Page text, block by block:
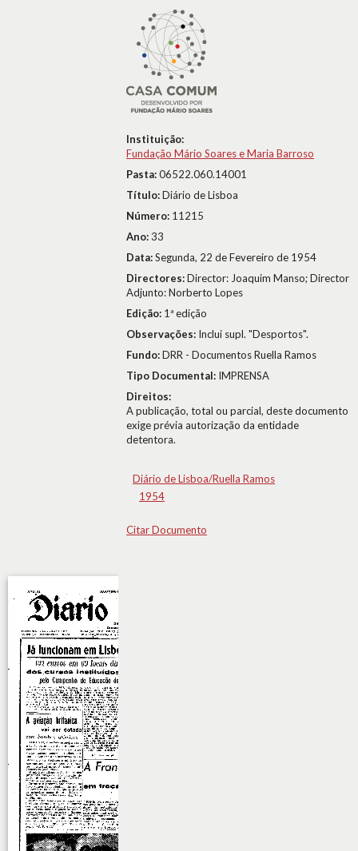
Instituição:
Fundação Mário Soares e Maria Barroso
Pasta:06522.060.14001
Título:Diário de Lisboa
Número: 11215
Ano:33
Data:Segunda, 22 de Fevereiro de 1954
Directores:Director: Joaquim Manso; Director
Adjunto: Norberto Lopes
Edição: 1ª edição
Observações: Inclui supl. "Desportos".
Fundo:DRR - Documentos Ruella Ramos
Tipo Documental: IMPRENSA
Direitos:
A publicação, total ou parcial, deste documento
exige prévia autorização da entidade
detentora.
Diário de Lisboa/Ruella Ramos
1954
Citar Documento